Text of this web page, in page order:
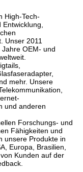
High-Tech-
Entwicklung,
Unser 2011
OEM- und
mehr. Unsere
und anderen
Forschungs- und
Fähigkeiten und
unsere Produkte in
Europa, Brasilien,
Kunden auf der